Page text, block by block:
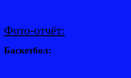
Фото-отчёт:
Баскетбол: